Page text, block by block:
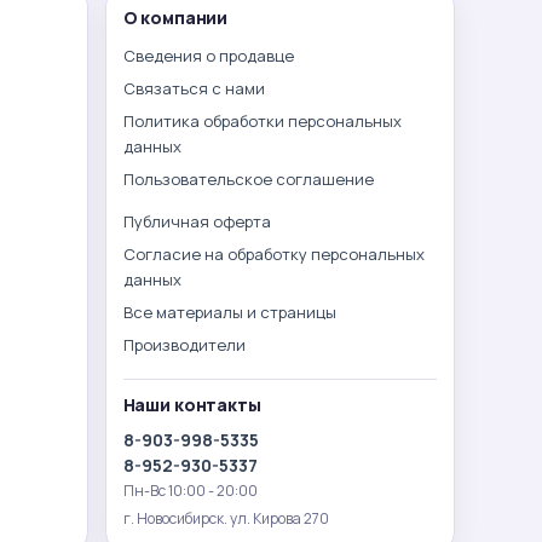
О компании
Сведения о продавце
Связаться с нами
Политика обработки персональных
данных
Пользовательское соглашение
Публичная оферта
Согласие на обработку персональных
данных
Все материалы и страницы
Производители
Наши контакты
8-903-998-5335
8-952-930-5337
Пн-Вс 10:00 - 20:00
г. Новосибирск. ул. Кирова 270